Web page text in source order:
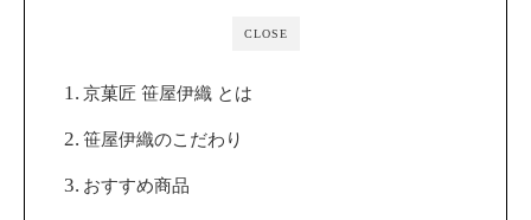
CLOSE
京菓匠 笹屋伊織 とは
笹屋伊織のこだわり
おすすめ商品